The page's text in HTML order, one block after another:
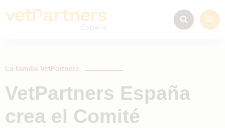
La familia VetPartners
VetPartners España
crea el Comité